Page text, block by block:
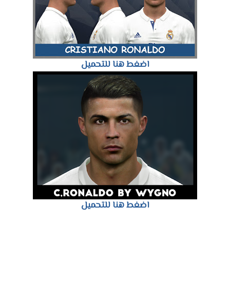
اضغط هنا للتحميل
اضغط هنا للتحميل